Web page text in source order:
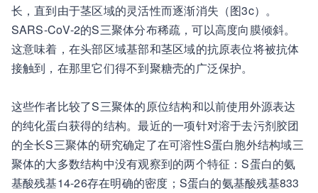
长，直到由于茎区域的灵活性而逐渐消失（图3c）。
SARS-CoV-2的S三聚体分布稀疏，可以高度向膜倾斜。
这意味着，在头部区域基部和茎区域的抗原表位将被抗体
接触到，在那里它们得不到聚糖壳的广泛保护。
这些作者比较了S三聚体的原位结构和以前使用外源表达
的纯化蛋白获得的结构。最近的一项针对溶于去污剂胶团
的全长S三聚体的研究确定了在可溶性S蛋白胞外结构域三
聚体的大多数结构中没有观察到的两个特征：S蛋白的氨
基酸残基14-26存在明确的密度；S蛋白的氨基酸残基833